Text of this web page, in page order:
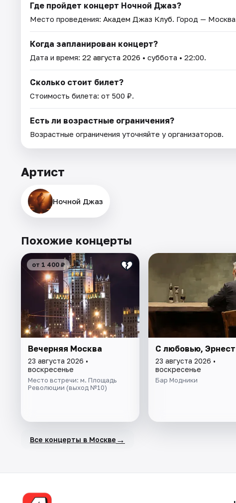
Где пройдет концерт Ночной Джаз?
Место проведения: Академ Джаз Клуб. Город —
Когда запланирован концерт?
Дата и время: 22 августа 2026 • суббота • 22:00.
Сколько стоит билет?
Стоимость билета: от 500 ₽.
Есть ли возрастные ограничения?
Возрастные ограничения уточняйте у организаторов.
Артист
Ночной Джаз
Похожие концерты
от 1 400 ₽
Вечерняя Москва
23 августа 2026 •
воскресенье
Место встречи: м. Площадь
Революции (выход №10)
С любовью, Эрнест
23 августа 2026 •
воскресенье
Бар Модники
Все концерты в Москве →